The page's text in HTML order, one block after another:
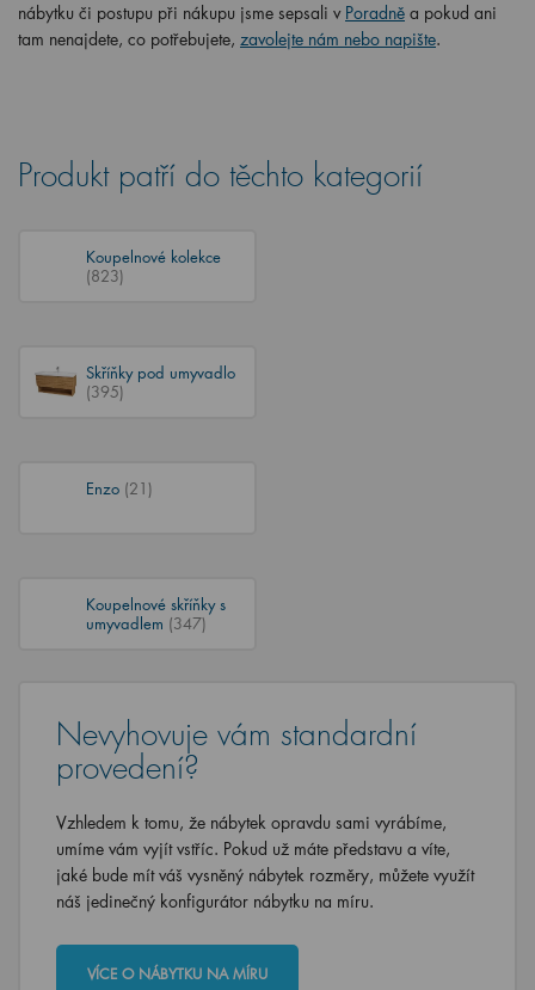
nábytku či postupu při nákupu jsme sepsali v Poradně a pokud ani
tam nenajdete, co potřebujete, zavolejte nám nebo napište.
Produkt patří do těchto kategorií
Koupelnové kolekce
(823)
Skříňky pod umyvadlo
(395)
Enzo (21)
Koupelnové skříňky s
umyvadlem (347)
Nevyhovuje vám standardní
provedení?
Vzhledem k tomu, že nábytek opravdu sami vyrábíme,
umíme vám vyjít vstříc. Pokud už máte představu a víte,
jaké bude mít váš vysněný nábytek rozměry, můžete využít
náš jedinečný konfigurátor nábytku na míru.
VÍCE O NÁBYTKU NA MÍRU